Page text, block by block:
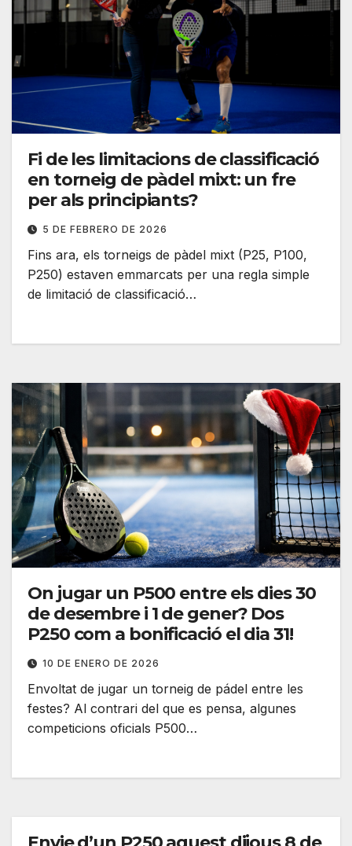
Fi de les limitacions de classificació
en torneig de pàdel mixt: un fre
per als principiants?
5 DE FEBRERO DE 2026
Fins ara, els torneigs de pàdel mixt (P25, P100,
P250) estaven emmarcats per una regla simple
de limitació de classificació…
On jugar un P500 entre els dies 30
de desembre i 1 de gener? Dos
P250 com a bonificació el dia 31!
10 DE ENERO DE 2026
Envoltat de jugar un torneig de pádel entre les
festes? Al contrari del que es pensa, algunes
competicions oficials P500…